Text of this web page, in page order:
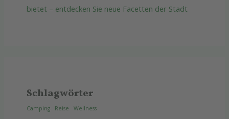
bietet – entdecken Sie neue Facetten der Stadt
Schlagwörter
Camping Reise Wellness